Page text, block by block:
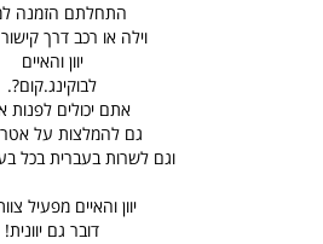
התחלתם הזמנה
וילה או רכב דרך
יוון והאיים
לבוקינג.קום?.
אתם יכולים לפנות
גם להמלצות על
וגם לשרות בעברית בכל
יוון והאיים מפעיל
דובר גם יוונית!